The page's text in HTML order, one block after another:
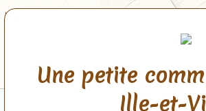
Une petite
Ille-et-